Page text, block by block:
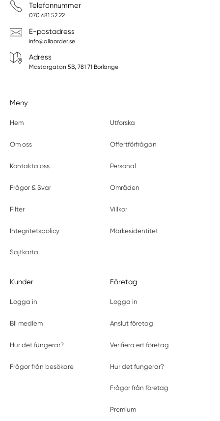
Telefonnummer
070 681 52 22
E-postadress
info@allaorder.se
Adress
Mästargatan 5B, 781 71 Borlänge
Meny
Hem Utforska
Om oss Offertförfrågan
Kontakta oss Personal
Frågor & Svar Områden
Filter Villkor
Integritetspolicy Märkesidentitet
Sajtkarta
Kunder
Logga in
Bli medlem
Hur det fungerar?
Frågor från besökare
Företag
Logga in
Anslut företag
Verifiera ert företag
Hur det fungerar?
Frågor från företag
Premium